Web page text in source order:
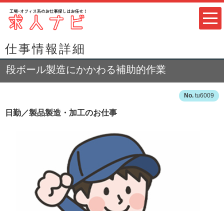
仕事情報詳細
段ボール製造にかかわる補助的作業
tu6009
日勤／製品製造・加工のお仕事